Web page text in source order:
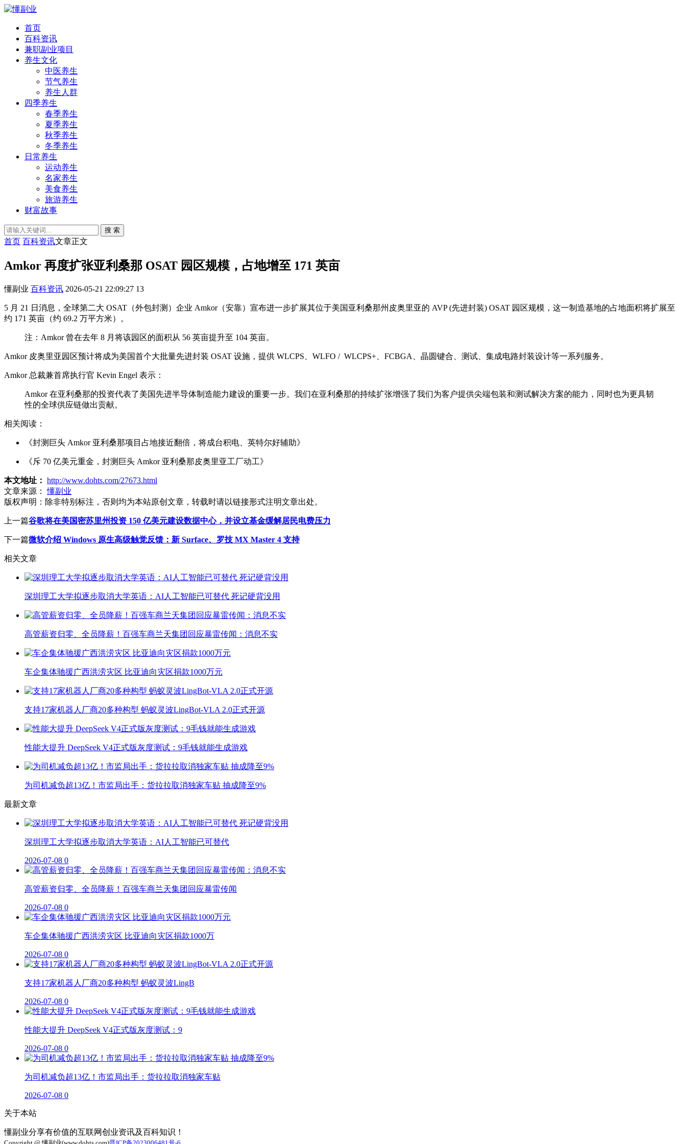
首页
百科资讯
兼职副业项目
养生文化
中医养生
节气养生
养生人群
四季养生
春季养生
夏季养生
秋季养生
冬季养生
日常养生
运动养生
名家养生
美食养生
旅游养生
财富故事
搜 索
首页 百科资讯文章正文
Amkor 再度扩张亚利桑那 OSAT 园区规模，占地增至 171 英亩
懂副业 百科资讯 2026-05-21 22:09:27 13
5 月 21 日消息，全球第二大 OSAT（外包封测）企业 Amkor（安靠）宣布进一步扩展其位于美国亚利桑那州皮奥里亚的 AVP (先进封装) OSAT 园区规模，这一制造基地的占地面积将扩展至
约 171 英亩（约 69.2 万平方米）。
注：Amkor 曾在去年 8 月将该园区的面积从 56 英亩提升至 104 英亩。
Amkor 皮奥里亚园区预计将成为美国首个大批量先进封装 OSAT 设施，提供 WLCPS、WLFO / WLCPS+、FCBGA、晶圆键合、测试、集成电路封装设计等一系列服务。
Amkor 总裁兼首席执行官 Kevin Engel 表示：
Amkor 在亚利桑那的投资代表了美国先进半导体制造能力建设的重要一步。我们在亚利桑那的持续扩张增强了我们为客户提供尖端包装和测试解决方案的能力，同时也为更具韧
性的全球供应链做出贡献。
相关阅读：
《封测巨头 Amkor 亚利桑那项目占地接近翻倍，将成台积电、英特尔好辅助》
《斥 70 亿美元重金，封测巨头 Amkor 亚利桑那皮奥里亚工厂动工》
本文地址： http://www.dohts.com/27673.html
文章来源：
懂副业
版权声明： 除非特别标注，否则均为本站原创文章，转载时请以链接形式注明文章出处。
上一篇谷歌将在美国密苏里州投资 150 亿美元建设数据中心，并设立基金缓解居民电费压力
下一篇微软介绍 Windows 原生高级触觉反馈：新 Surface、罗技 MX Master 4 支持
相关文章
深圳理工大学拟逐步取消大学英语：AI人工智能已可替代 死记硬背没用
高管薪资归零、全员降薪！百强车商兰天集团回应暴雷传闻：消息不实
车企集体驰援广西洪涝灾区 比亚迪向灾区捐款1000万元
支持17家机器人厂商20多种构型 蚂蚁灵波LingBot-VLA 2.0正式开源
性能大提升 DeepSeek V4正式版灰度测试：9毛钱就能生成游戏
为司机减负超13亿！市监局出手：货拉拉取消独家车贴 抽成降至9%
最新文章
深圳理工大学拟逐步取消大学英语：AI人工智能已可替代
2026-07-08 0
高管薪资归零、全员降薪！百强车商兰天集团回应暴雷传闻
2026-07-08 0
车企集体驰援广西洪涝灾区 比亚迪向灾区捐款1000万
2026-07-08 0
支持17家机器人厂商20多种构型 蚂蚁灵波LingB
2026-07-08 0
性能大提升 DeepSeek V4正式版灰度测试：9
2026-07-08 0
为司机减负超13亿！市监局出手：货拉拉取消独家车贴
2026-07-08 0
关于本站
懂副业分享有价值的互联网创业资讯及百科知识！